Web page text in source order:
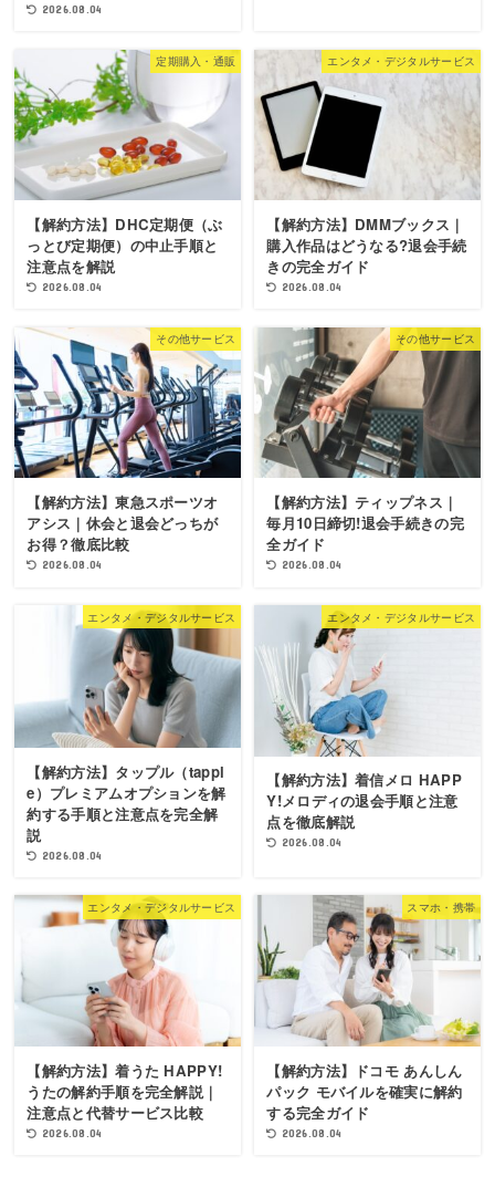
2026.08.04
定期購入・通販
【解約方法】DHC定期便（ぶ
っとび定期便）の中止手順と
注意点を解説
2026.08.04
エンタメ・デジタルサービス
【解約方法】DMMブックス｜
購入作品はどうなる?退会手続
きの完全ガイド
2026.08.04
その他サービス
【解約方法】東急スポーツオ
アシス｜休会と退会どっちが
お得？徹底比較
2026.08.04
その他サービス
【解約方法】ティップネス｜
毎月10日締切!退会手続きの完
全ガイド
2026.08.04
エンタメ・デジタルサービス
【解約方法】タップル（tappl
e）プレミアムオプションを解
約する手順と注意点を完全解
説
2026.08.04
エンタメ・デジタルサービス
【解約方法】着信メロ HAPP
Y!メロディの退会手順と注意
点を徹底解説
2026.08.04
エンタメ・デジタルサービス
【解約方法】着うた HAPPY!
うたの解約手順を完全解説｜
注意点と代替サービス比較
2026.08.04
スマホ・携帯
【解約方法】ドコモ あんしん
パック モバイルを確実に解約
する完全ガイド
2026.08.04